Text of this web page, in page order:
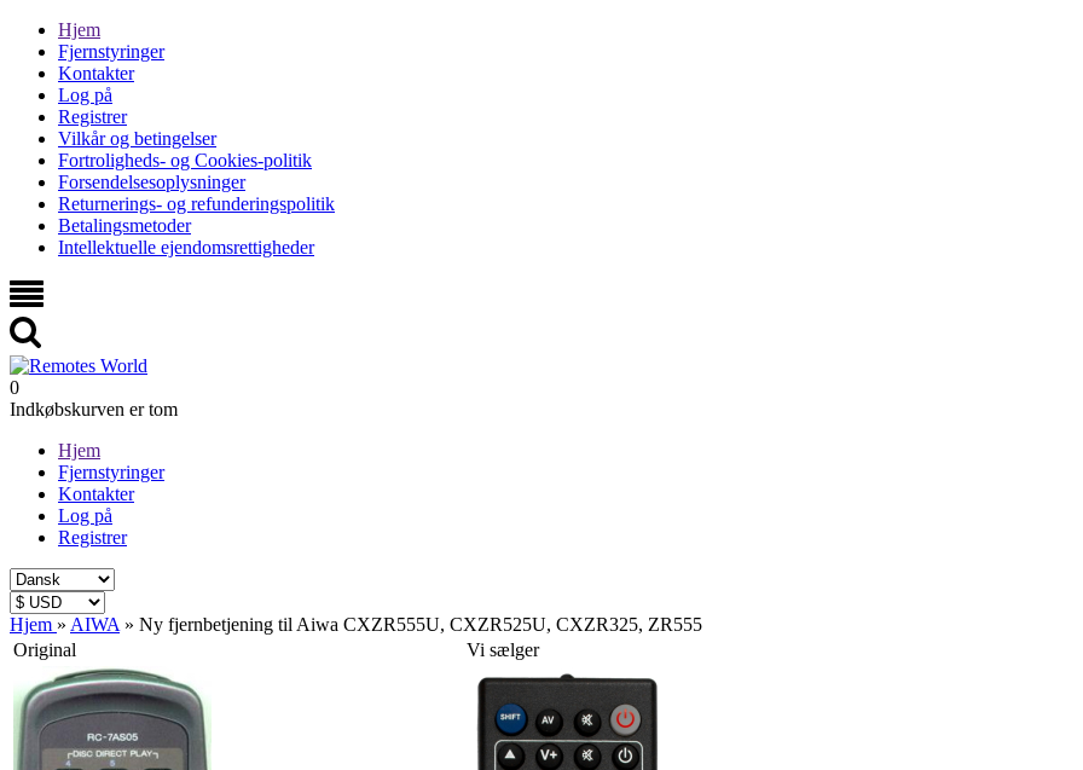
Hjem
Fjernstyringer
Kontakter
Log på
Registrer
Vilkår og betingelser
Fortroligheds- og Cookies-politik
Forsendelsesoplysninger
Returnerings- og refunderingspolitik
Betalingsmetoder
Intellektuelle ejendomsrettigheder
0
Indkøbskurven er tom
Hjem
Fjernstyringer
Kontakter
Log på
Registrer
Hjem » AIWA » Ny fjernbetjening til Aiwa CXZR555U, CXZR525U, CXZR325, ZR555
Original
Vi sælger